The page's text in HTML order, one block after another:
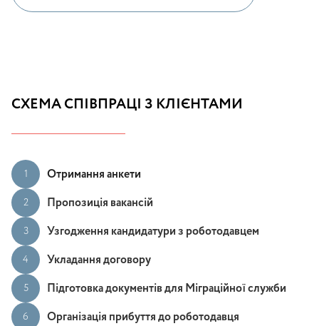
СХЕМА СПІВПРАЦІ З КЛІЄНТАМИ
6 Організація прибуття до роботодавця
5 Підготовка документів для Міграційної служби
4 Укладання договору
3 Узгодження кандидатури з роботодавцем
2 Пропозиція вакансій
1 Отримання анкети